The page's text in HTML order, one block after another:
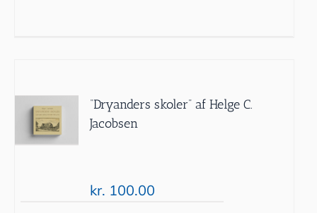
“Dryanders skoler” af Helge C.
Jacobsen
kr. 100.00